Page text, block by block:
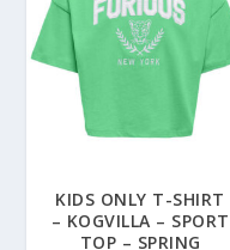
KIDS ONLY T-SHIRT
– KOGVILLA – SPORT
TOP – SPRING